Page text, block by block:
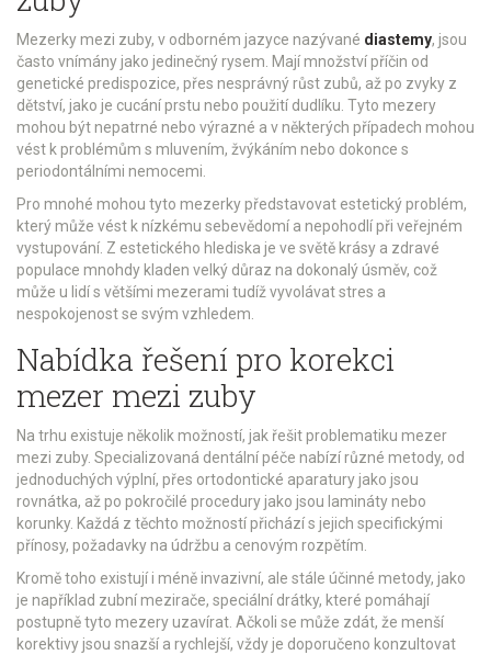
Mezerky mezi zuby, v odborném jazyce nazývané diastemy, jsou
často vnímány jako jedinečný rysem. Mají množství příčin od
genetické predispozice, přes nesprávný růst zubů, až po zvyky z
dětství, jako je cucání prstu nebo použití dudlíku. Tyto mezery
mohou být nepatrné nebo výrazné a v některých případech mohou
vést k problémům s mluvením, žvýkáním nebo dokonce s
periodontálními nemocemi.
Pro mnohé mohou tyto mezerky představovat estetický problém,
který může vést k nízkému sebevědomí a nepohodlí při veřejném
vystupování. Z estetického hlediska je ve světě krásy a zdravé
populace mnohdy kladen velký důraz na dokonalý úsměv, což
může u lidí s většími mezerami tudíž vyvolávat stres a
nespokojenost se svým vzhledem.
Nabídka řešení pro korekci
mezer mezi zuby
Na trhu existuje několik možností, jak řešit problematiku mezer
mezi zuby. Specializovaná dentální péče nabízí různé metody, od
jednoduchých výplní, přes ortodontické aparatury jako jsou
rovnátka, až po pokročilé procedury jako jsou lamináty nebo
korunky. Každá z těchto možností přichází s jejich specifickými
přínosy, požadavky na údržbu a cenovým rozpětím.
Kromě toho existují i méně invazivní, ale stále účinné metody, jako
je například zubní mezirače, speciální drátky, které pomáhají
postupně tyto mezery uzavírat. Ačkoli se může zdát, že menší
korektivy jsou snazší a rychlejší, vždy je doporučeno konzultovat